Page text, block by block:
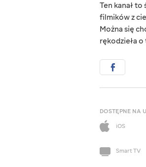
Ten kanał
filmików z
Można się
rękodzieła
DOSTĘPNE NA
iOS
Smart TV